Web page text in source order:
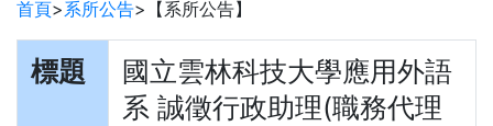
首頁>系所公告> 【系所公告】
標題
國立雲林科技大學應用外語
系 誠徵行政助理(職務代理